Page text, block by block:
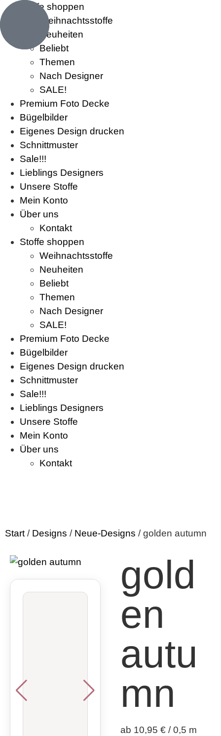
Stoffe shoppen
Weihnachtsstoffe
Neuheiten
Beliebt
Themen
Nach Designer
SALE!
Premium Foto Decke
Bügelbilder
Eigenes Design drucken
Schnittmuster
Sale!!!
Lieblings Designers
Unsere Stoffe
Mein Konto
Über uns
Kontakt
Stoffe shoppen
Weihnachtsstoffe
Neuheiten
Beliebt
Themen
Nach Designer
SALE!
Premium Foto Decke
Bügelbilder
Eigenes Design drucken
Schnittmuster
Sale!!!
Lieblings Designers
Unsere Stoffe
Mein Konto
Über uns
Kontakt
Start / Designs / Neue-Designs / golden autumn
gold
en
autu
mn
ab 10,95 € / 0,5 m